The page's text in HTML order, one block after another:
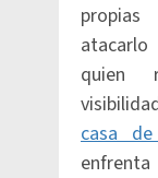
quien
casa